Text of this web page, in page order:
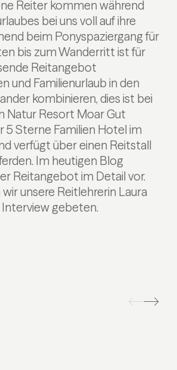
Reiter kommen während
bei uns voll auf ihre
beim Ponyspaziergang für
bis zum Wanderritt ist für
Reitangebot
und Familienurlaub in den
kombinieren, dies ist bei
Natur Resort Moar Gut
5 Sterne Familien Hotel im
verfügt über einen Reitstall
Im heutigen Blog
Reitangebot im Detail vor.
unsere Reitlehrerin Laura
gebeten.